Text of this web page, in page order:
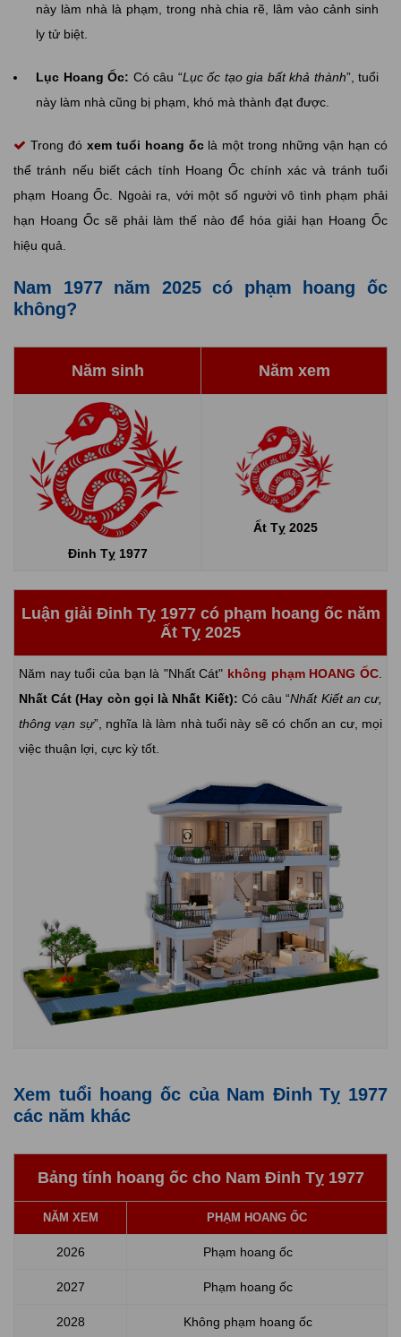
này làm nhà là phạm, trong nhà chia rẽ, lâm vào cảnh sinh
ly tử biệt.
Lục Hoang Ốc: Có câu “Lục ốc tạo gia bất khả thành”, tuổi
này làm nhà cũng bị phạm, khó mà thành đạt được.
Trong đó xem tuổi hoang ốclà một trong những vận hạn có
thể tránh nếu biết cách tính Hoang Ốc chính xác và tránh tuổi
phạm Hoang Ốc. Ngoài ra, với một số người vô tình phạm phải
hạn Hoang Ốc sẽ phải làm thế nào để hóa giải hạn Hoang Ốc
hiệu quả.
Nam 1977 năm 2025 có phạm hoang ốc
không?
Năm sinh Năm xem
Đinh Tỵ 1977
Ất Tỵ 2025
Luận giải Đinh Tỵ 1977 có phạm hoang ốc năm
Ất Tỵ 2025
Năm nay tuổi của bạn là "Nhất Cát" không phạm HOANG ỐC
Nhất Cát (Hay còn gọi là Nhất Kiết): Có câu “Nhất Kiết an cư,
thông vạn sự”, nghĩa là làm nhà tuổi này sẽ có chốn an cư, mọi
việc thuận lợi, cực kỳ tốt.
Xem tuổi hoang ốc của Nam Đinh Tỵ 1977
các năm khác
Bảng tính hoang ốc cho Nam Đinh Tỵ 1977
NĂM XEM PHẠM HOANG ỐC
2026 Phạm hoang ốc
2027 Phạm hoang ốc
2028 Không phạm hoang ốc